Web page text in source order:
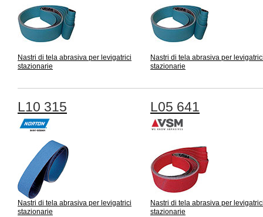
Nastri di tela abrasiva per levigatrici
stazionarie
Nastri di tela abrasiva per
stazionarie
L10 315
Nastri di tela abrasiva per levigatrici
stazionarie
L05 641
Nastri di tela abrasiva per
stazionarie